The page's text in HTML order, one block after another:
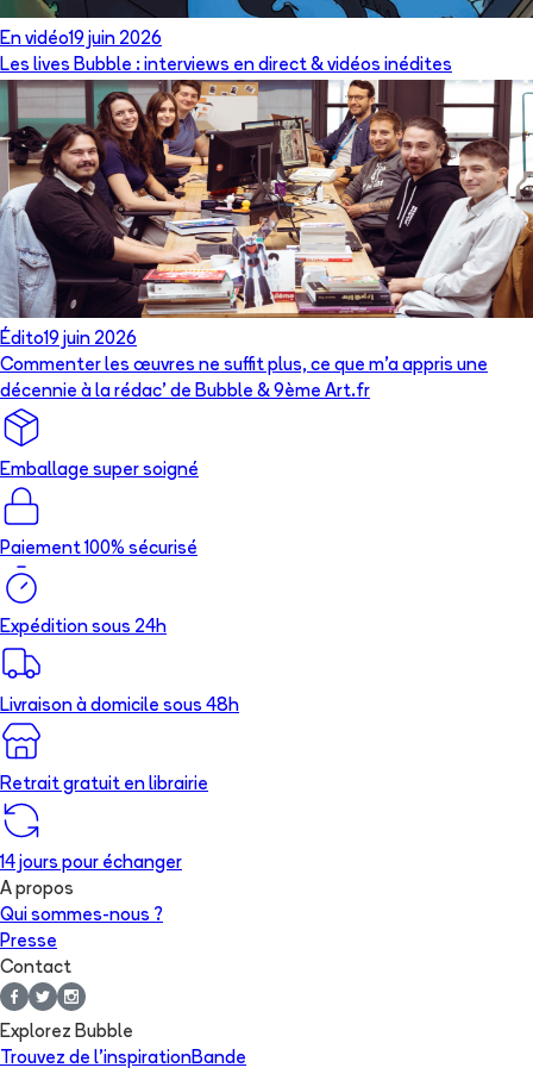
En vidéo19 juin 2026
Les lives Bubble : interviews en direct & vidéos inédites
Édito19 juin 2026
Commenter les œuvres ne suffit plus, ce que m’a appris une
décennie à la rédac’ de Bubble & 9ème Art.fr
Emballage super soigné
Paiement 100% sécurisé
Expédition sous 24h
Livraison à domicile sous 48h
Retrait gratuit en librairie
14 jours pour échanger
A propos
Qui sommes-nous ?
Presse
Contact
Explorez Bubble
Trouvez de l'inspirationBande